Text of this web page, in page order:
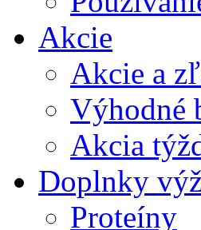
Akcie
Akcie a
Výhodné
Akcia
Doplnky
Proteíny